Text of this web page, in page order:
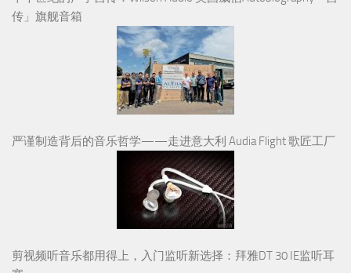
传」旗舰音箱
严谨制造背后的音乐哲学——走进意大利 Audia Flight 歌匠工厂
剪视频听音乐都用得上，入门监听新选择：拜雅DT 30 IE监听耳